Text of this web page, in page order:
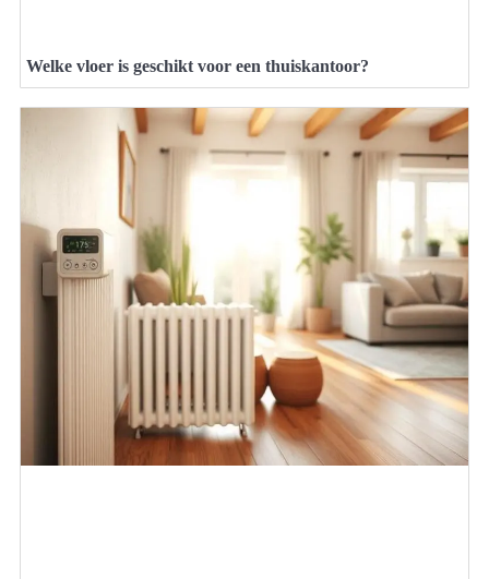
Welke vloer is geschikt voor een thuiskantoor?